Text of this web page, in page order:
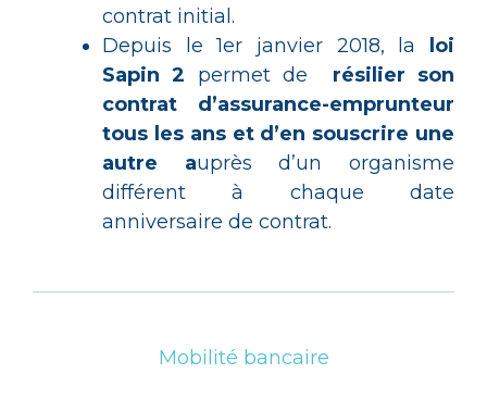
contrat initial.
Depuis le 1er janvier 2018, la
loi
Sapin 2 permet de résilier son
contrat d’assurance-emprunteur
tous les ans et d’en souscrire une
autre auprès d’un organisme
différent à chaque date
anniversaire de contrat.
Mobilité bancaire